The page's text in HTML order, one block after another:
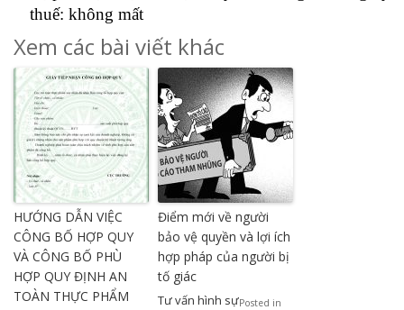
thuế: không mất
Xem các bài viết khác
HƯỚNG DẪN VIỆC
CÔNG BỐ HỢP QUY
VÀ CÔNG BỐ PHÙ
HỢP QUY ĐỊNH AN
TOÀN THỰC PHẨM
Điểm mới về người
bảo vệ quyền và lợi ích
hợp pháp của người bị
tố giác
Posted in
Tư vấn hình sự